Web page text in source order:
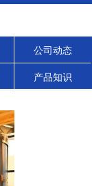
公司动态
产品知识